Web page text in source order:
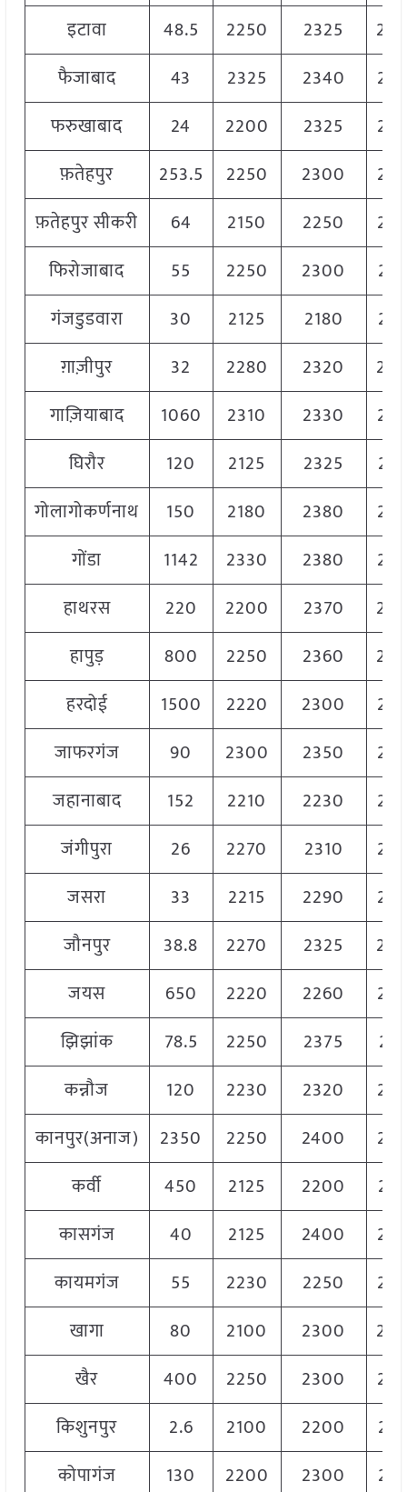
इटावा
48.5 2250 2325
फैजाबाद
43 2325 2340
फरुखाबाद
24 2200 2325
फ़तेहपुर
253.5 2250 2300
फ़तेहपुर सीकरी
64 2150 2250
फिरोजाबाद
55 2250 2300
गंजडुडवारा
30 2125 2180
ग़ाज़ीपुर
32 2280 2320
गाज़ियाबाद
1060 2310 2330
घिरौर
120 2125 2325
गोलागोकर्णनाथ
150 2180 2380
गोंडा
1142 2330 2380
हाथरस
220 2200 2370
हापुड़
800 2250 2360
हरदोई
1500 2220 2300
जाफरगंज
90 2300 2350
जहानाबाद
152 2210 2230
जंगीपुरा
26 2270 2310
जसरा
33 2215 2290
जौनपुर
38.8 2270 2325
जयस
650 2220 2260
झिझांक
78.5 2250 2375
कन्नौज
120 2230 2320
कानपुर(अनाज)
2350 2250 2400
कर्वी
450 2125 2200
कासगंज
40 2125 2400
कायमगंज
55 2230 2250
खागा
80 2100 2300
खैर
400 2250 2300
किशुनपुर
2.6 2100 2200
कोपागंज
130 2200 2300